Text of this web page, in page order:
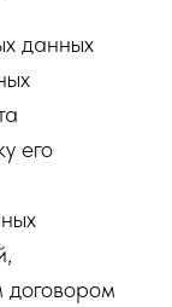
данных
его